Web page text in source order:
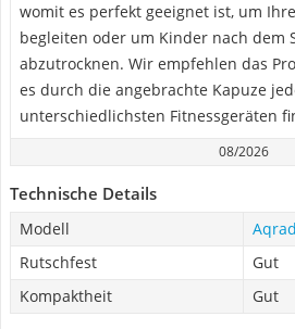
womit es perfekt geeignet ist, um
begleiten oder um Kinder nach dem
abzutrocknen. Wir empfehlen das
es durch die angebrachte Kapuze
unterschiedlichsten Fitnessgeräten
08/2026
Technische Details
Modell
Rutschfest
Gut
Kompaktheit
Gut